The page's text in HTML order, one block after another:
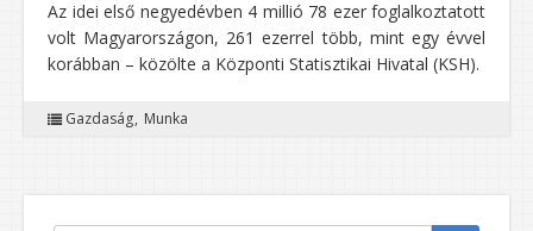
Az idei első negyedévben 4 millió 78 ezer foglalkoztatott
volt Magyarországon, 261 ezerrel több, mint egy évvel
korábban – közölte a Központi Statisztikai Hivatal (KSH).
Gazdaság Munka